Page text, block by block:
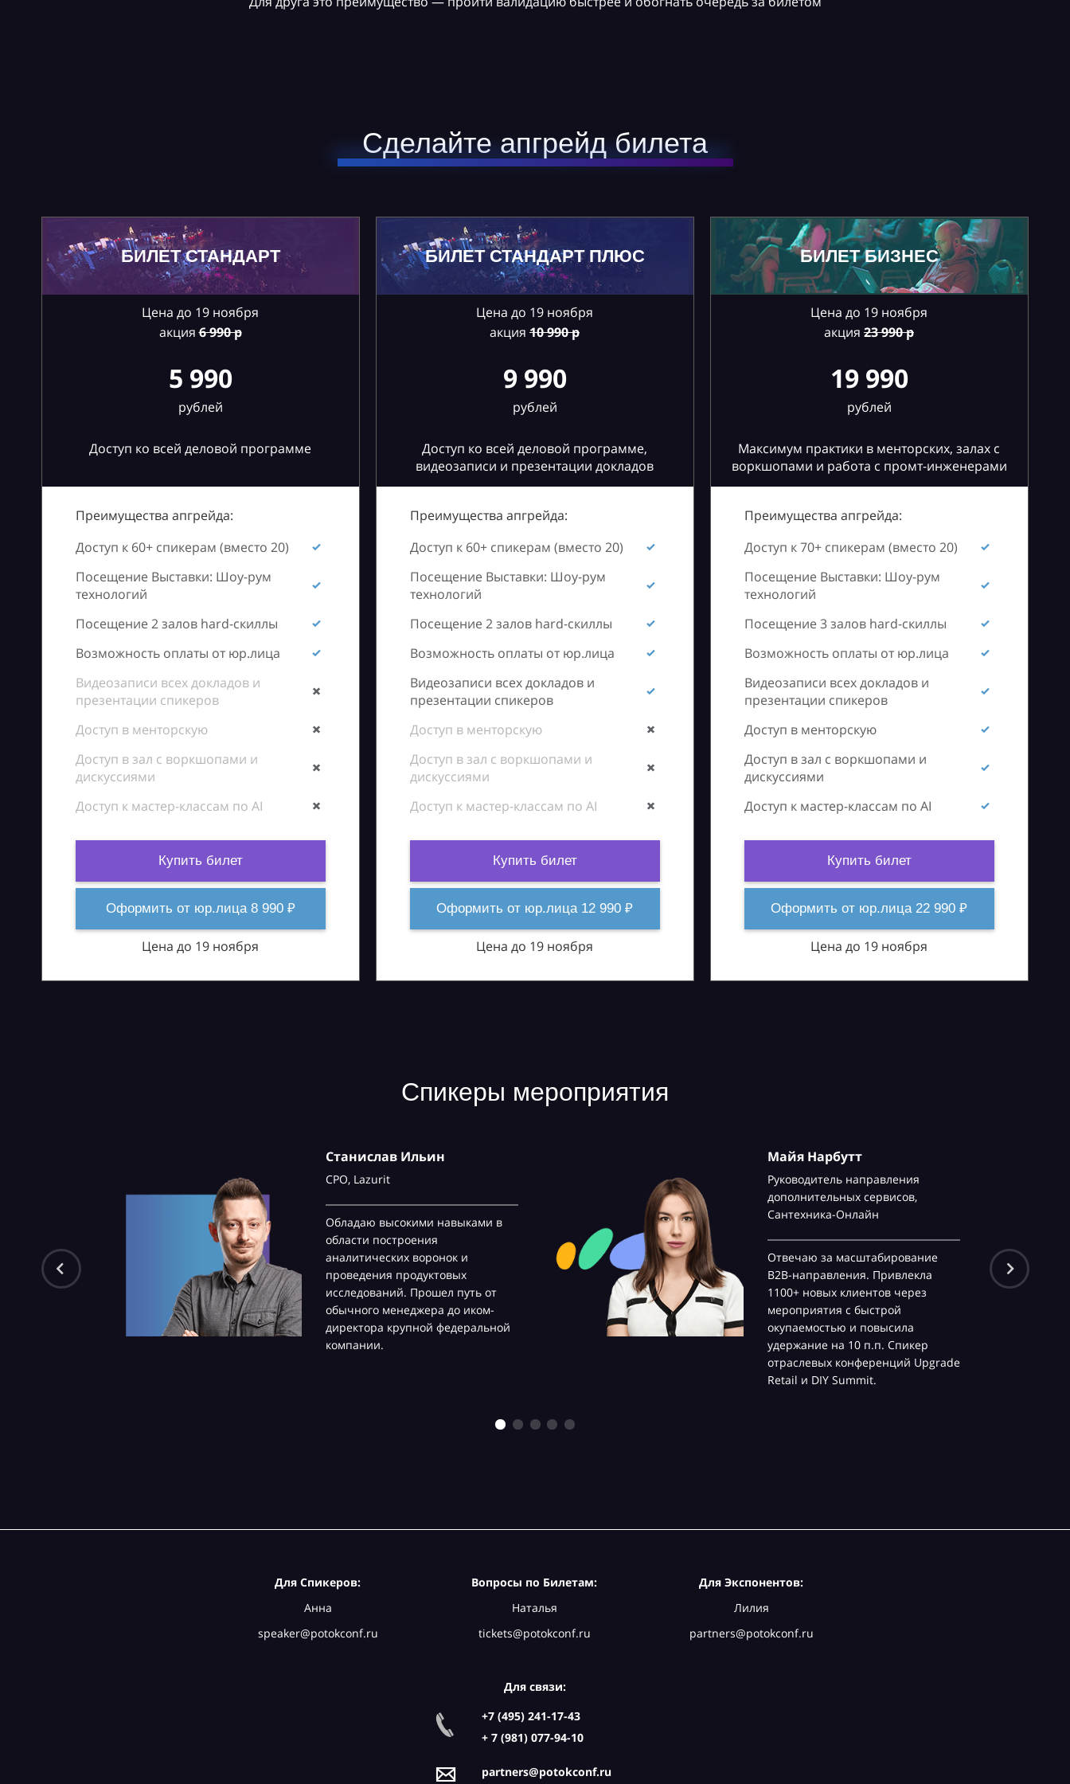
Сделайте апгрейд билета
БИЛЕТ СТАНДАРТ
Цена до 19 ноября
акция 6990 р
5 990
рублей
Доступ ко всей деловой программе
Преимущества апгрейда:
Доступ к 60+ спикерам (вместо 20)
Посещение Выставки: Шоу-рум
технологий
Посещение 2 залов hard-скиллы
Возможность оплаты от юр.лица
Видеозаписи всех докладов и
презентации спикеров
Доступ в менторскую
Доступ в зал с воркшопами и
дискуссиями
Доступ к мастер-классам по AI
Купить билет
Оформить от юр.лица 8 990 ₽
Цена до 19 ноября
БИЛЕТ СТАНДАРТ ПЛЮС
Цена до 19 ноября
акция 10990 р
9 990
рублей
Доступ ко всей деловой программе,
видеозаписи и презентации докладов
Преимущества апгрейда:
Доступ к 60+ спикерам (вместо 20)
Посещение Выставки: Шоу-рум
технологий
Посещение 2 залов hard-скиллы
Возможность оплаты от юр.лица
Видеозаписи всех докладов и
презентации спикеров
Доступ в менторскую
Доступ в зал с воркшопами и
дискуссиями
Доступ к мастер-классам по AI
Купить билет
Оформить от юр.лица 12 990 ₽
Цена до 19 ноября
БИЛЕТ БИЗНЕС
Цена до 19 ноября
акция 23990 р
19 990
рублей
Максимум практики в менторских, залах с
воркшопами и работа с промт-инженерами
Преимущества апгрейда:
Доступ к 70+ спикерам (вместо 20)
Посещение Выставки: Шоу-рум
технологий
Посещение 3 залов hard-скиллы
Возможность оплаты от юр.лица
Видеозаписи всех докладов и
презентации спикеров
Доступ в менторскую
Доступ в зал с воркшопами и
дискуссиями
Доступ к мастер-классам по AI
Купить билет
Оформить от юр.лица 22 990 ₽
Цена до 19 ноября
Спикеры мероприятия
Станислав Ильин
CPO, Lazurit
Обладаю высокими навыками в
области построения
аналитических воронок и
проведения продуктовых
исследований. Прошел путь от
обычного менеджера до иком-
директора крупной федеральной
компании.
Майя Нарбутт
Руководитель направления
дополнительных сервисов,
Сантехника-Онлайн
Отвечаю за масштабирование
B2B-направления. Привлекла
1100+ новых клиентов через
мероприятия с быстрой
окупаемостью и повысила
удержание на 10 п.п. Спикер
отраслевых конференций Upgrade
Retail и DIY Summit.
Для Спикеров:
Анна
speaker@potokconf.ru
Вопросы по Билетам:
Наталья
tickets@potokconf.ru
Для Экспонентов:
Лилия
partners@potokconf.ru
Для связи:
+7 (495) 241-17-43
+ 7 (981) 077-94-10
partners@potokconf.ru